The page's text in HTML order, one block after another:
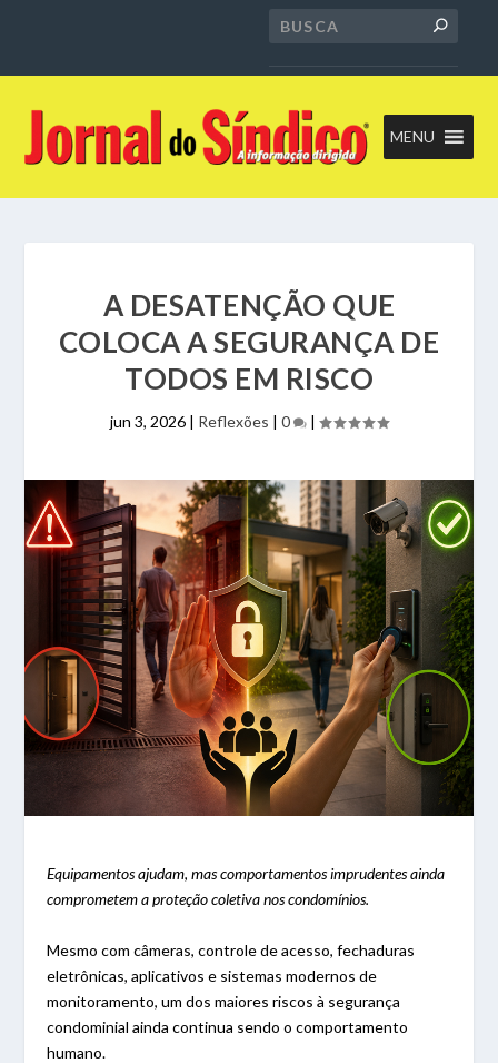
MENU
A DESATENÇÃO QUE
COLOCA A SEGURANÇA DE
TODOS EM RISCO
jun 3, 2026 | Reflexões | 0 |
Equipamentos ajudam, mas comportamentos imprudentes ainda
comprometem a proteção coletiva nos condomínios.
Mesmo com câmeras, controle de acesso, fechaduras
eletrônicas, aplicativos e sistemas modernos de
monitoramento, um dos maiores riscos à segurança
condominial ainda continua sendo o comportamento
humano.